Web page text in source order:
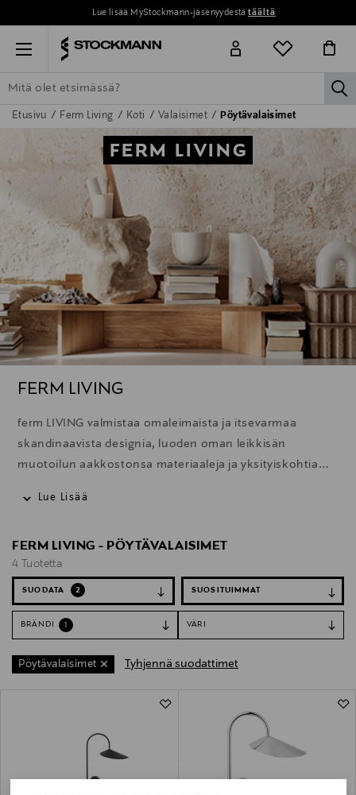
Lue lisää MyStockmann-jäsenyydestätäältä
Menu
ETSI KAIKKI NAISET MIEHET LAPSET KOTI
Etusivu Ferm Living Koti Valaisimet Pöytävalaisimet
FERM LIVING
FERM LIVING
ferm LIVING valmistaa omaleimaista ja itsevarmaa
skandinaavista designia, luoden oman leikkisän
muotoilun aakkostonsa materiaaleja ja yksityiskohtia
Lue Lisää
FERM LIVING - PÖYTÄVALAISIMET
4 Tuotetta
SUODATA 2
BRÄNDI 1 VÄRI
Pöytävalaisimet Tyhjennä suodattimet